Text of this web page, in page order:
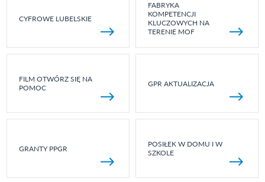
CYFROWE LUBELSKIE
FABRYKA
KOMPETENCJI
KLUCZOWYCH NA
TERENIE MOF
FILM OTWÓRZ SIĘ NA
POMOC
GPR AKTUALIZACJA
GRANTY PPGR
POSIŁEK W DOMU I W
SZKOLE